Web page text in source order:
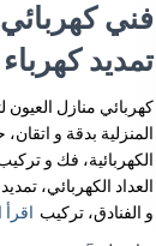
تمديد
كهربائي منازل العيون
المنزلية بدقة و
الكهربائية، فك و
العداد الكهربائي،
و الفنادق، تركيب اقرأ